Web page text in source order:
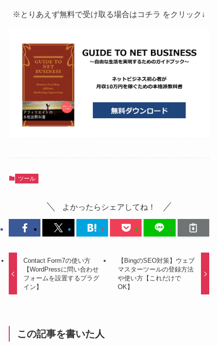
※とりあえず無料で受け取る場合はコチラ をクリック↓
ツール
よかったらシェアしてね！
Contact Form7の使い方
【WordPressに問い合わせ
フォームを設置するプラグ
イン】
【BingのSEO対策】ウェブ
マスターツールの登録方法
や使い方【これだけで
OK】
この記事を書いた人